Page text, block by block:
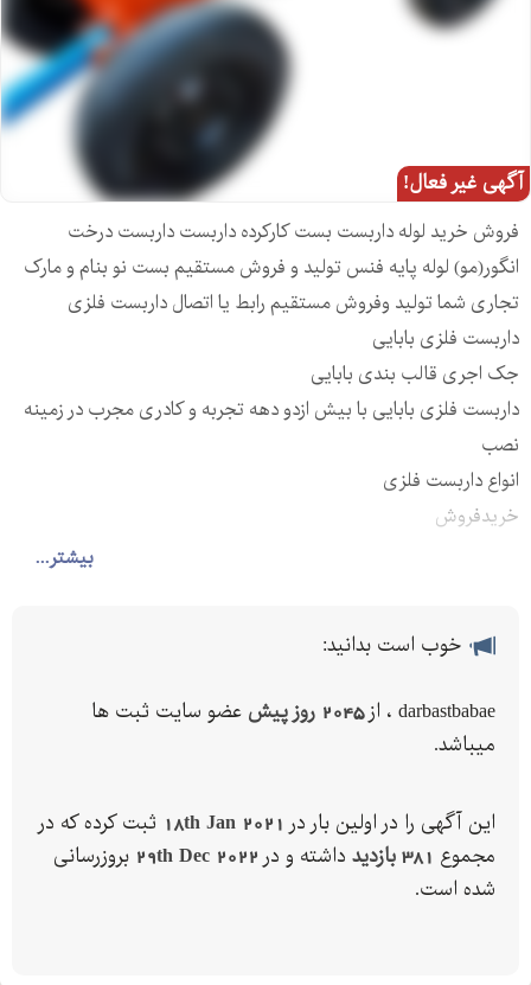
آگهی غیر فعال!
بیشتر...
فروش خرید لوله داربست بست کارکرده داربست داربست درخت
انگور(مو) لوله پایه فنس تولید و فروش مستقیم بست نو بنام و مارک
تجاری شما تولید وفروش مستقیم رابط یا اتصال داربست فلزی
داربست فلزی بابایی
جک اجری قالب بندی بابایی
داربست فلزی بابایی با بیش ازدو دهه تجربه و کادری مجرب در زمینه
نصب
انواع داربست فلزی
خریدفروش
انواع بست_لوله نمایندگی مجاز فروش لوله نو با قیمت استثنایی تولید
ارسال به‌ سراسر کشور
ارتباط با ما
خوب است بدانید:
darbastbabae ، از 2045 روز پیش
عضو سایت ثبت ها
میباشد.
این آگهی را در اولین بار در 18th Jan 2021 ثبت کرده که در
مجموع 381 بازدید داشته و در 29th Dec 2022 بروزرسانی
شده است.